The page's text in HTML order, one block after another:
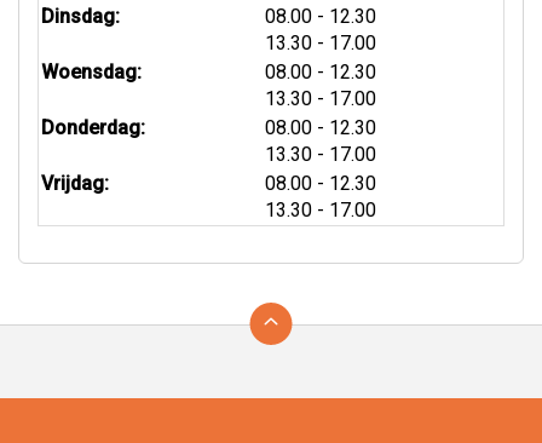
Dinsdag:
08.00 tot
- 12.30
13.30 tot
- 17.00
Woensdag:
08.00 tot
- 12.30
13.30 tot
- 17.00
Donderdag:
08.00 tot
- 12.30
13.30 tot
- 17.00
Vrijdag:
08.00 tot
- 12.30
13.30 tot
- 17.00
de